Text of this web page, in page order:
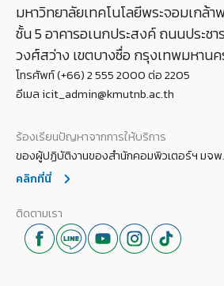
มหาวิทยาลัยเทคโนโลยีพระจอมเกล้า
ชั้น 5 อาคารอเนกประสงค์ ถนนประชา
วงศ์สว่าง เขตบางซื่อ กรุงเทพมหาน
โทรศัพท์ (+66) 2 555 2000 ต่อ 2205
อีเมล icit_admin@kmutnb.ac.th
ร้องเรียนปัญหาจากการให้บริการ
ของผู้ปฏิบัติงานของสำนักคอมพิวเตอร์ฯ มจพ.
คลิกที่นี่
ติดตามเรา